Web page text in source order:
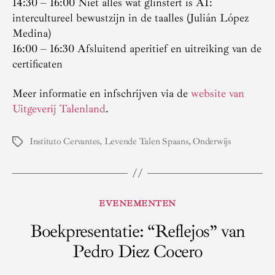
intercultureel bewustzijn in de taalles (Julián López
Medina)
16:00 – 16:30 Afsluitend aperitief en uitreiking van de
certificaten
Meer informatie en infschrijven via de website van
Uitgeverij Talenland.
Tags Instituto Cervantes, Levende Talen Spaans,Onderwijs
Categorieën
EVENEMENTEN
Boekpresentatie: “Reflejos” van
Pedro Diez Cocero